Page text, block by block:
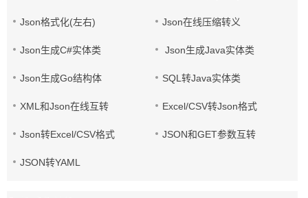
Json格式化(左右) Json在线压缩转义
Json生成C#实体类 Json生成Java实体类
Json生成Go结构体 SQL转Java实体类
XML和Json在线互转 Excel/CSV转Json格式
Json转Excel/CSV格式 JSON和GET参数互转
JSON转YAML